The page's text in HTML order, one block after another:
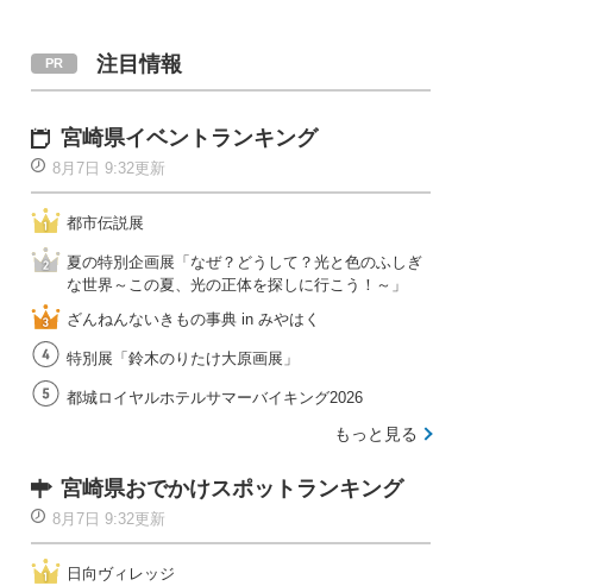
注目情報
宮崎県イベントランキング
8月7日 9:32更新
都市伝説展
夏の特別企画展「なぜ？どうして？光と色のふしぎ
な世界～この夏、光の正体を探しに行こう！～」
ざんねんないきもの事典 in みやはく
特別展「鈴木のりたけ大原画展」
都城ロイヤルホテルサマーバイキング2026
もっと見る
宮崎県おでかけスポットランキング
8月7日 9:32更新
日向ヴィレッジ